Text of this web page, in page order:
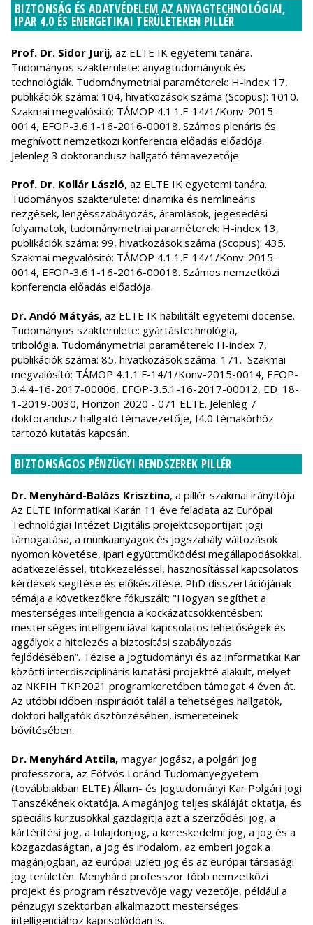
BIZTONSÁG ÉS ADATVÉDELEM AZ ANYAGTECHNOLÓGIAI,
IPAR 4.0 ÉS ENERGETIKAI TERÜLETEKEN PILLÉR
Prof. Dr. Sidor Jurij, az ELTE IK egyetemi tanára.
Tudományos szakterülete: anyagtudományok és
technológiák. Tudománymetriai paraméterek: H-index 17,
publikációk száma: 104, hivatkozások száma (Scopus): 1010.
Szakmai megvalósító: TÁMOP 4.1.1.F-14/1/Konv-2015-
0014, EFOP-3.6.1-16-2016-00018. Számos plenáris és
meghívott nemzetközi konferencia előadás előadója.
Jelenleg 3 doktorandusz hallgató témavezetője.
Prof. Dr. Kollár László, az ELTE IK egyetemi tanára.
Tudományos szakterülete: dinamika és nemlineáris
rezgések, lengésszabályozás, áramlások, jegesedési
folyamatok, tudománymetriai paraméterek: H-index 13,
publikációk száma: 99, hivatkozások száma (Scopus): 435.
Szakmai megvalósító: TÁMOP 4.1.1.F-14/1/Konv-2015-
0014, EFOP-3.6.1-16-2016-00018. Számos nemzetközi
konferencia előadás előadója.
Dr. Andó Mátyás, az ELTE IK habilitált egyetemi docense.
Tudományos szakterülete: gyártástechnológia,
tribológia. Tudománymetriai paraméterek: H-index 7,
publikációk száma: 85, hivatkozások száma: 171. Szakmai
megvalósító: TÁMOP 4.1.1.F-14/1/Konv-2015-0014, EFOP-
3.4.4-16-2017-00006, EFOP-3.5.1-16-2017-00012, ED_18-
1-2019-0030, Horizon 2020 - 071 ELTE. Jelenleg 7
doktorandusz hallgató témavezetője, I4.0 témakörhöz
tartozó kutatás kapcsán.
BIZTONSÁGOS PÉNZÜGYI RENDSZEREK PILLÉR
Dr. Menyhárd-Balázs Krisztina, a pillér szakmai irányítója.
Az ELTE Informatikai Karán 11 éve feladata az Európai
Technológiai Intézet Digitális projektcsoportijait jogi
támogatása, a munkaanyagok és jogszabály változások
nyomon követése, ipari együttműködési megállapodásokkal,
adatkezeléssel, titokkezeléssel, hasznosítással kapcsolatos
kérdések segítése és előkészítése. PhD disszertációjának
témája a következőkre fókuszált: "Hogyan segíthet a
mesterséges intelligencia a kockázatcsökkentésben:
mesterséges intelligenciával kapcsolatos lehetőségek és
aggályok a hitelezés a biztosítási szabályozás
fejlődésében”. Tézise a Jogtudományi és az Informatikai Kar
közötti interdiszciplináris kutatási projektté alakult, melyet
az NKFIH TKP2021 programkeretében támogat 4 éven át.
Az utóbbi időben inspirációt talál a tehetséges hallgatók,
doktori hallgatók ösztönzésében, ismereteinek
bővítésében.
Dr. Menyhárd Attila, magyar jogász, a polgári jog
professzora, az Eötvös Loránd Tudományegyetem
(továbbiakban ELTE) Állam- és Jogtudományi Kar Polgári Jogi
Tanszékének oktatója. A magánjog teljes skáláját oktatja, és
speciális kurzusokkal gazdagítja azt a szerződési jog, a
kártérítési jog, a tulajdonjog, a kereskedelmi jog, a jog és a
közgazdaságtan, a jog és irodalom, az emberi jogok a
magánjogban, az európai üzleti jog és az európai társasági
jog területén. Menyhárd professzor több nemzetközi
projekt és program résztvevője vagy vezetője, például a
pénzügyi szektorban alkalmazott mesterséges
intelligenciához kapcsolódóan is.